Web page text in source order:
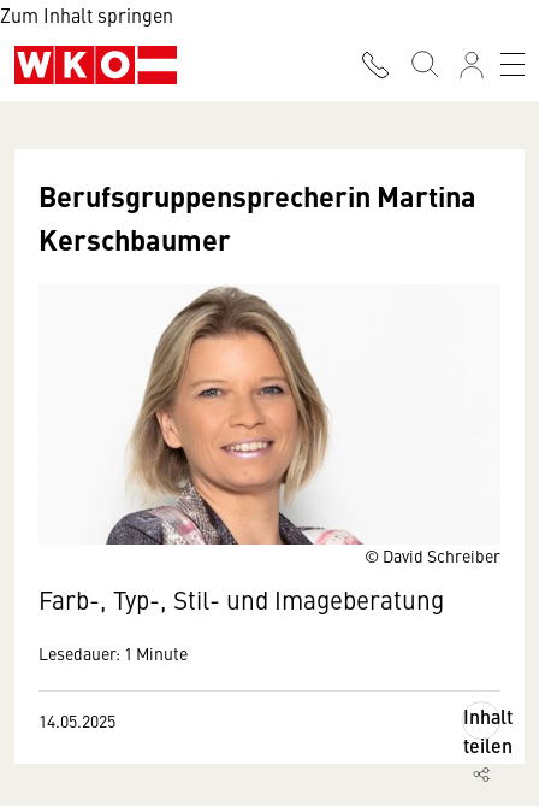
Zum Inhalt springen
© David Schreiber
Berufsgruppen­sprecherin Martina
Kerschbaumer
Farb-, Typ-, Stil- und Imageberatung
Lesedauer: 1 Minute
14.05.2025
Inhalt
teilen